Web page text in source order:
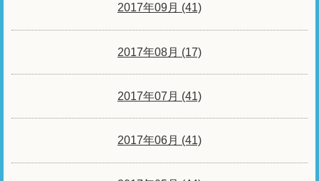
2017年09月 (41)
2017年08月 (17)
2017年07月 (41)
2017年06月 (41)